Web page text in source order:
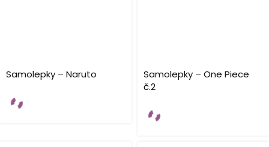
Samolepky – Naruto
Samolepky – One Piece
č.2